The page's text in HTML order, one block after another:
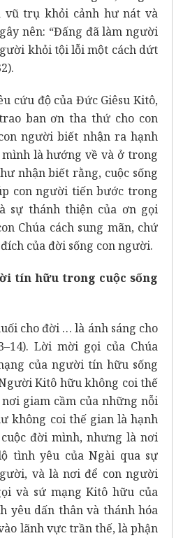
vũ trụ khỏi cảnh hư nát và
nên: “Đấng đã làm người
khỏi tội lỗi một cách dứt
cứu độ của Đức Giêsu Kitô,
ban ơn tha thứ cho con
người biết nhận ra hạnh
là hướng về và ở trong
nhận biết rằng, cuộc sống
con người tiến bước trong
sự thánh thiện của ơn gọi
Chúa cách sung mãn, chứ
của đời sống con người.
tín hữu trong cuộc sống
cho đời … là ánh sáng cho
Lời mời gọi của Chúa
của người tín hữu sống
Kitô hữu không coi thế
giam cầm của những nỗi
không coi thế gian là hạnh
đời mình, nhưng là nơi
tình yêu của Ngài qua sự
và là nơi để con người
và sứ mạng Kitô hữu của
yêu dấn thân và thánh hóa
lãnh vực trần thế, là phận